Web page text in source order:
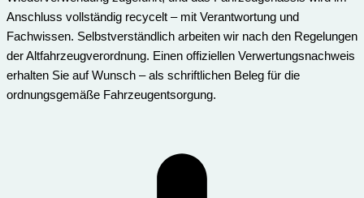
Anschluss vollständig recycelt – mit Verantwortung und
Fachwissen. Selbstverständlich arbeiten wir nach den Regelungen
der Altfahrzeugverordnung. Einen offiziellen Verwertungsnachweis
erhalten Sie auf Wunsch – als schriftlichen Beleg für die
ordnungsgemäße Fahrzeugentsorgung.